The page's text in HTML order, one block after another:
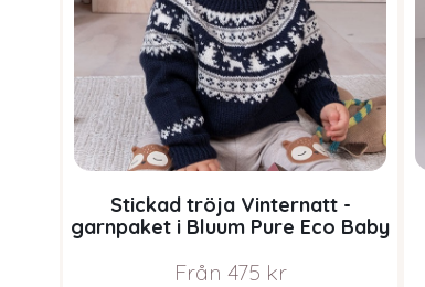
Stickad tröja Vinternatt -
garnpaket i Bluum Pure Eco Baby
Från 475 kr